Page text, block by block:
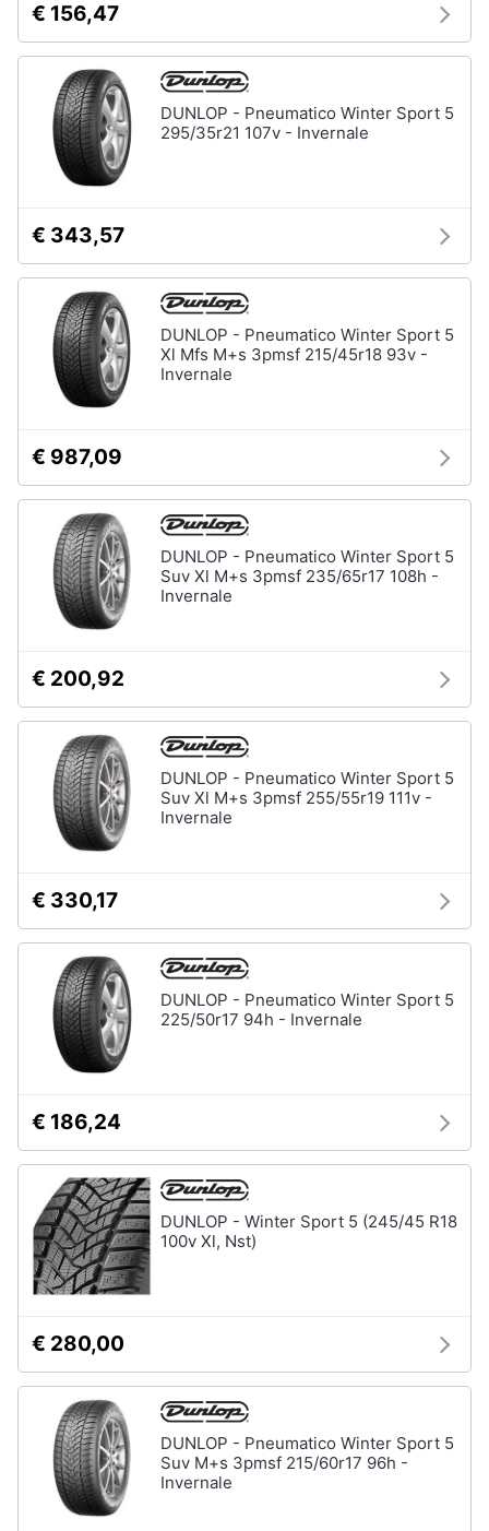
€ 156,47
DUNLOP - Pneumatico Winter Sport 5
295/35r21 107v - Invernale
€ 343,57
DUNLOP - Pneumatico Winter Sport 5
Xl Mfs M+s 3pmsf 215/45r18 93v -
Invernale
€ 987,09
DUNLOP - Pneumatico Winter Sport 5
Suv Xl M+s 3pmsf 235/65r17 108h -
Invernale
€ 200,92
DUNLOP - Pneumatico Winter Sport 5
Suv Xl M+s 3pmsf 255/55r19 111v -
Invernale
€ 330,17
DUNLOP - Pneumatico Winter Sport 5
225/50r17 94h - Invernale
€ 186,24
DUNLOP - Winter Sport 5 (245/45 R18
100v Xl, Nst)
€ 280,00
DUNLOP - Pneumatico Winter Sport 5
Suv M+s 3pmsf 215/60r17 96h -
Invernale